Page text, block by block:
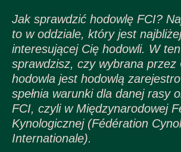
Jak sprawdzić hodowlę FCI?
to w oddziale, który jest
interesującej Cię hodowli. W
sprawdzisz, czy wybrana przez
hodowla jest hodowlą
spełnia warunki dla danej rasy
FCI, czyli w Międzynarodowej
Kynologicznej (Fédération
Internationale).